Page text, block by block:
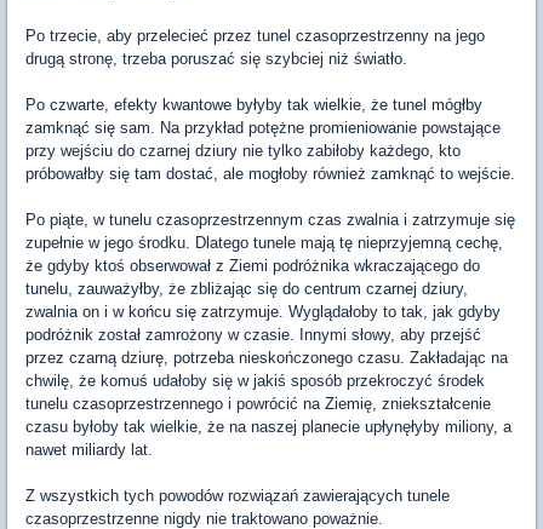
Po trzecie, aby przelecieć przez tunel czasoprzestrzenny na jego
drugą stronę, trzeba poruszać się szybciej niż światło.
Po czwarte, efekty kwantowe byłyby tak wielkie, że tunel mógłby
zamknąć się sam. Na przykład potężne promieniowanie powstające
przy wejściu do czarnej dziury nie tylko zabiłoby każdego, kto
próbowałby się tam dostać, ale mogłoby również zamknąć to wejście.
Po piąte, w tunelu czasoprzestrzennym czas zwalnia i zatrzymuje się
zupełnie w jego środku. Dlatego tunele mają tę nieprzyjemną cechę,
że gdyby ktoś obserwował z Ziemi podróżnika wkraczającego do
tunelu, zauważyłby, że zbliżając się do centrum czarnej dziury,
zwalnia on i w końcu się zatrzymuje. Wyglądałoby to tak, jak gdyby
podróżnik został zamrożony w czasie. Innymi słowy, aby przejść
przez czarną dziurę, potrzeba nieskończonego czasu. Zakładając na
chwilę, że komuś udałoby się w jakiś sposób przekroczyć środek
tunelu czasoprzestrzennego i powrócić na Ziemię, zniekształcenie
czasu byłoby tak wielkie, że na naszej planecie upłynęłyby miliony, a
nawet miliardy lat.
Z wszystkich tych powodów rozwiązań zawierających tunele
czasoprzestrzenne nigdy nie traktowano poważnie.